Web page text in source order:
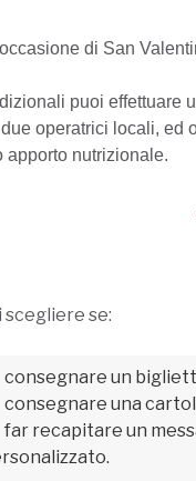
di San
puoi effettuare
operatrici locali, ed
apporto nutrizionale.
se:
consegnare un
consegnare una
far recapitare un